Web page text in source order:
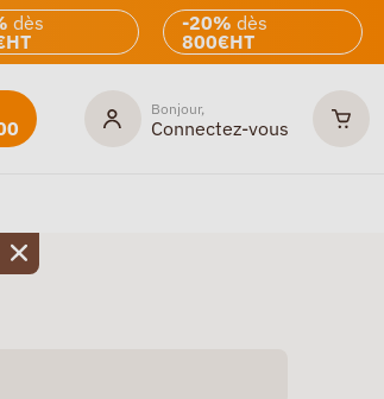
dès
-20% dès
800€HT
Bonjour,
Connectez-vous